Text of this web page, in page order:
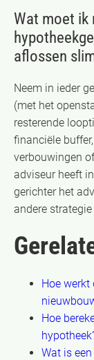
Wat moet ik
aflossen
Neem in ieder
(met het
resterende
financiële
verbouwingen
adviseur heeft
gerichter het
andere
Hoe werkt
Hoe
Wat is